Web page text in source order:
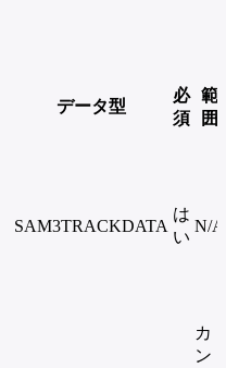
データ型
必
須
範
囲
SAM3TRACKDATA
は
い
N/A
カ
ン